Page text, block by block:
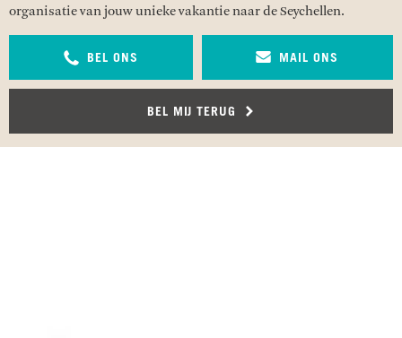
organisatie van jouw unieke vakantie naar de Seychellen.
BEL ONS MAIL ONS
BEL MIJ TERUG